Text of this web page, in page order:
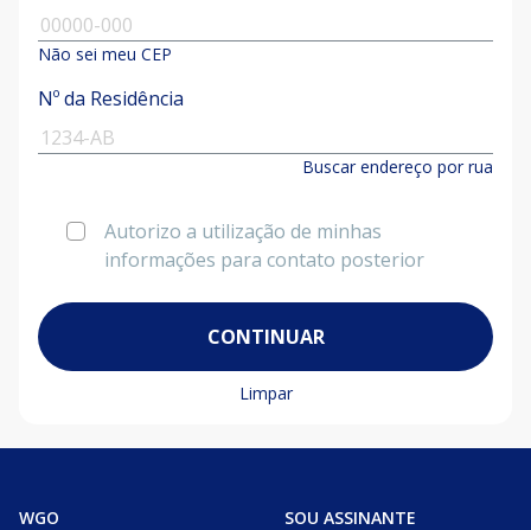
Não sei meu CEP
Nº da Residência
Buscar endereço por rua
Autorizo a utilização de minhas
informações para contato posterior
CONTINUAR
Limpar
WGO
SOU ASSINANTE